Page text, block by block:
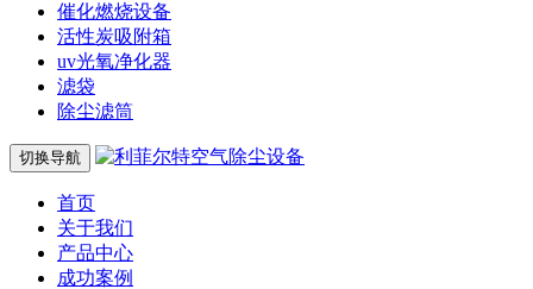
催化燃烧设备
活性炭吸附箱
uv光氧净化器
滤袋
除尘滤筒
切换导航
首页
关于我们
产品中心
成功案例